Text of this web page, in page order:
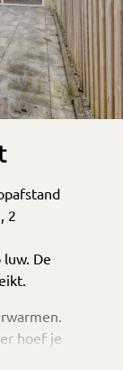
2
De
hoef je